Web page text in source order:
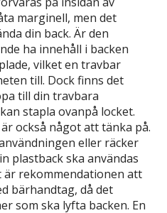
marginell, men det
din back. Är den
ha innehåll i backen
vilket en travbar
till. Dock finns det
till din travbara
stapla ovanpå locket.
också något att tänka på.
eller räcker
plastback ska användas
är rekommendationen att
bärhandtag, då det
som ska lyfta backen. En